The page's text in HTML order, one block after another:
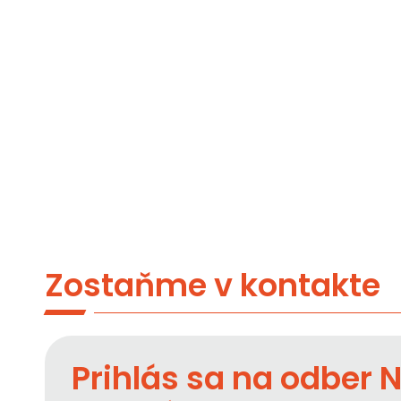
Zostaňme v kontakte
Prihlás sa na odber